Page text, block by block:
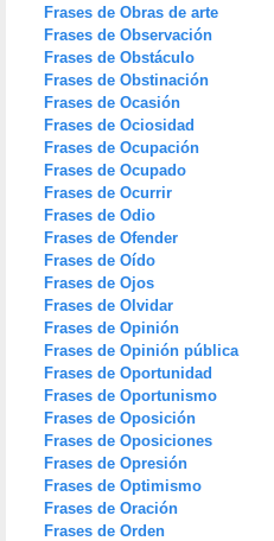
Frases de Obras de arte
Frases de Observación
Frases de Obstáculo
Frases de Obstinación
Frases de Ocasión
Frases de Ociosidad
Frases de Ocupación
Frases de Ocupado
Frases de Ocurrir
Frases de Odio
Frases de Ofender
Frases de Oído
Frases de Ojos
Frases de Olvidar
Frases de Opinión
Frases de Opinión pública
Frases de Oportunidad
Frases de Oportunismo
Frases de Oposición
Frases de Oposiciones
Frases de Opresión
Frases de Optimismo
Frases de Oración
Frases de Orden